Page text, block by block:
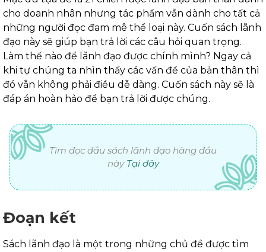
cho doanh nhân nhưng tác phẩm vẫn dành cho tất cả
những người đọc đam mê thể loại này. Cuốn sách lãnh
đạo này sẽ giúp bạn trả lời các câu hỏi quan trọng.
Làm thế nào để lãnh đạo được chính mình? Ngay cả
khi tự chúng ta nhìn thấy các vấn đề của bản thân thì
đó vẫn không phải điều dễ dàng. Cuốn sách này sẽ là
đáp án hoàn hảo để bạn trả lời được chúng.
Tìm đọc đầu sách lãnh đạo hàng đầu
này Tại đây
Đoạn kết
Sách lãnh đạo là một trong những chủ đề được tìm